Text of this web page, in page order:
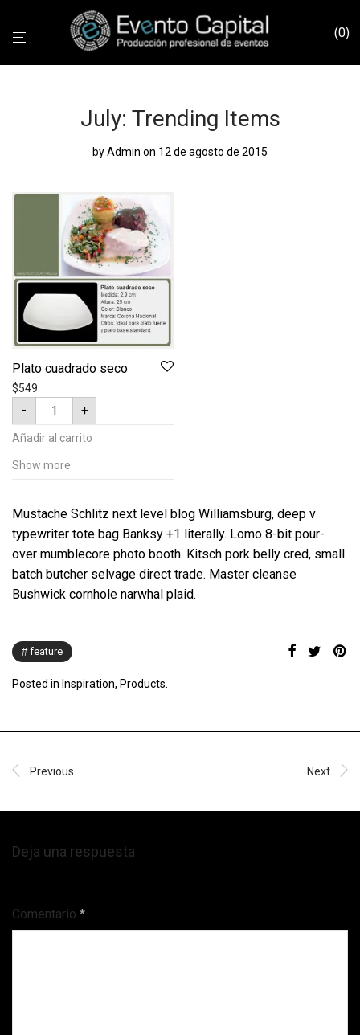
0
July: Trending Items
byAdmin on 12 de agosto de 2015
Plato cuadrado seco
$549
-
Plato
cuadrado
seco
cantidad
+
Añadir al carrito
Show more
Mustache Schlitz next level blog Williamsburg, deep v
typewriter tote bag Banksy +1 literally. Lomo 8-bit pour-
over mumblecore photo booth. Kitsch pork belly cred, small
batch butcher selvage direct trade. Master cleanse
Bushwick cornhole narwhal plaid.
feature
Posted in Inspiration, Products
Previous Next
Deja una respuesta
Comentario *